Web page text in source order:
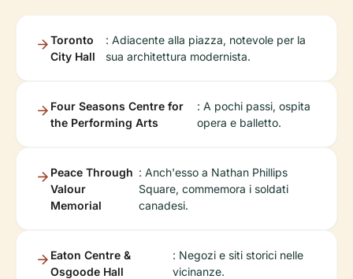
Toronto
City Hall
: Adiacente alla piazza, notevole per la
sua architettura modernista.
Four Seasons Centre for
the Performing Arts
: A pochi passi, ospita
opera e balletto.
Peace Through
Valour
Memorial
: Anch'esso a Nathan Phillips
Square, commemora i soldati
canadesi.
Eaton Centre &
Osgoode Hall
: Negozi e siti storici nelle
vicinanze.